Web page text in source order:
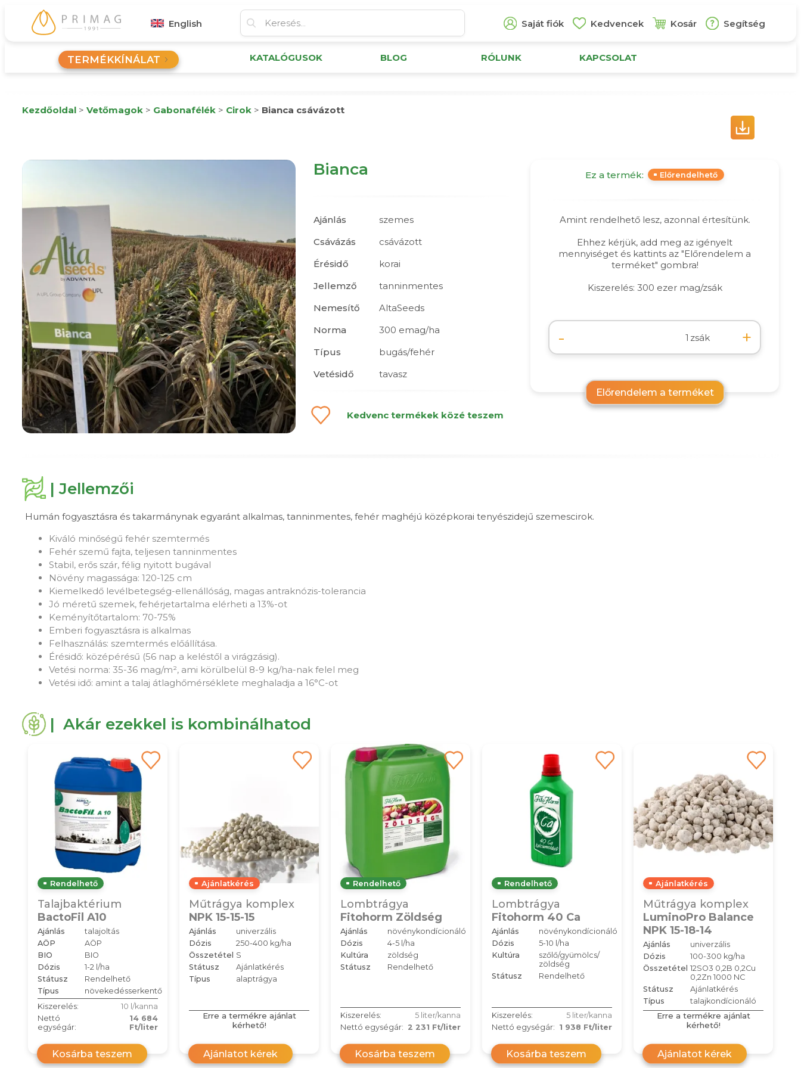
English Saját fiók Kedvencek Kosár Segítség
TERMÉKKÍNÁLAT KATALÓGUSOK BLOG RÓLUNK KAPCSOLAT
Kezdőoldal > Vetőmagok > Gabonafélék > Cirok > Bianca csávázott
Bianca
Ajánlás
szemes
Csávázás
csávázott
Érésidő
korai
Jellemző
tanninmentes
Nemesítő
AltaSeeds
Norma
300 emag/ha
Típus
bugás/fehér
Vetésidő
tavasz
Kedvenc termékek közé teszem
Ez a termék: Előrendelhető
Amint rendelhető lesz, azonnal értesítünk.
Ehhez kérjük, add meg az igényelt
mennyiséget és kattints az "Előrendelem a
terméket" gombra!
Kiszerelés: 300 ezer mag/zsák
- zsák +
Előrendelem a terméket
| Jellemzői
Humán fogyasztásra és takarmánynak egyaránt alkalmas, tanninmentes, fehér maghéjú középkorai tenyészidejű szemescirok.
Kiváló minőségű fehér szemtermés
Fehér szemű fajta, teljesen tanninmentes
Stabil, erős szár, félig nyitott bugával
Növény magassága: 120-125 cm
Kiemelkedő levélbetegség-ellenállóság, magas antraknózis-tolerancia
Jó méretű szemek, fehérjetartalma elérheti a 13%-ot
Keményítőtartalom: 70-75%
Emberi fogyasztásra is alkalmas
Felhasználás: szemtermés előállítása.
Érésidő: középérésű (56 nap a keléstől a virágzásig).
Vetési norma: 35-36 mag/m², ami körülbelül 8-9 kg/ha-nak felel meg
Vetési idő: amint a talaj átlaghőmérséklete meghaladja a 16°C-ot
| Akár ezekkel is kombinálhatod
Rendelhető
Talajbaktérium
BactoFil A10
Ajánlás
talajoltás
AÖP
AÖP
BIO
BIO
Dózis
1-2 l/ha
Státusz
Rendelhető
Típus
növekedésserkentő
Kiszerelés:
10 l/kanna
Nettó
egységár:
14 684
Ft/liter
Kosárba teszem
Ajánlatkérés
Műtrágya komplex
NPK 15-15-15
Ajánlás
univerzális
Dózis
250-400 kg/ha
Összetétel S
Státusz
Ajánlatkérés
Típus
alaptrágya
Erre a termékre ajánlat
kérhető!
Ajánlatot kérek
Rendelhető
Lombtrágya
Fitohorm Zöldség
Ajánlás
növénykondícionáló
Dózis
4-5 l/ha
Kultúra
zöldség
Státusz
Rendelhető
Kiszerelés:
5 liter/kanna
Nettó egységár: 2 231 Ft/liter
Kosárba teszem
Rendelhető
Lombtrágya
Fitohorm 40 Ca
Ajánlás
növénykondícionáló
Dózis
5-10 l/ha
Kultúra
szőlő/gyümölcs/
zöldség
Státusz
Rendelhető
Kiszerelés:
5 liter/kanna
Nettó egységár: 1 938 Ft/liter
Kosárba teszem
Ajánlatkérés
Műtrágya komplex
LuminoPro Balance
NPK 15-18-14
Ajánlás
univerzális
Dózis
100-300 kg/ha
Összetétel 12SO3 0,2B 0,2Cu
0,2Zn 1000 NC
Státusz
Ajánlatkérés
Típus
talajkondícionáló
Erre a termékre ajánlat
kérhető!
Ajánlatot kérek